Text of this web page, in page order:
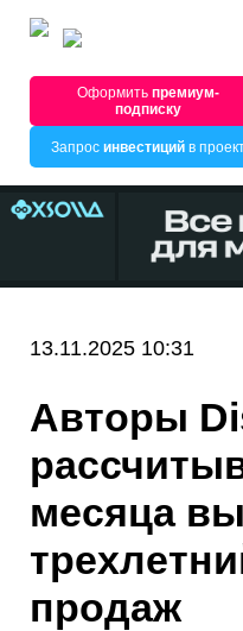
Оформитьпремиум-
подписку
Запрос инвестицийв
13.11.2025 10:31
Авторы
месяца
продаж